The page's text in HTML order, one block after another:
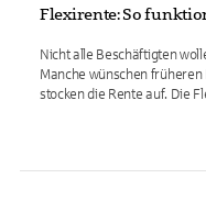
Flexirente: So
Nicht alle Beschäftigten
Manche wünschen
stocken die Rente auf. Die